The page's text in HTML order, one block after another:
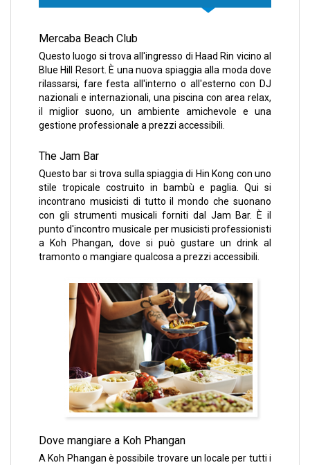
Mercaba Beach Club
Questo luogo si trova all'ingresso di Haad Rin vicino al
Blue Hill Resort. È una nuova spiaggia alla moda dove
rilassarsi, fare festa all'interno o all'esterno con DJ
nazionali e internazionali, una piscina con area relax,
il miglior suono, un ambiente amichevole e una
gestione professionale a prezzi accessibili.
The Jam Bar
Questo bar si trova sulla spiaggia di Hin Kong con uno
stile tropicale costruito in bambù e paglia. Qui si
incontrano musicisti di tutto il mondo che suonano
con gli strumenti musicali forniti dal Jam Bar. È il
punto d'incontro musicale per musicisti professionisti
a Koh Phangan, dove si può gustare un drink al
tramonto o mangiare qualcosa a prezzi accessibili.
Dove mangiare a Koh Phangan
A Koh Phangan è possibile trovare un locale per tutti i